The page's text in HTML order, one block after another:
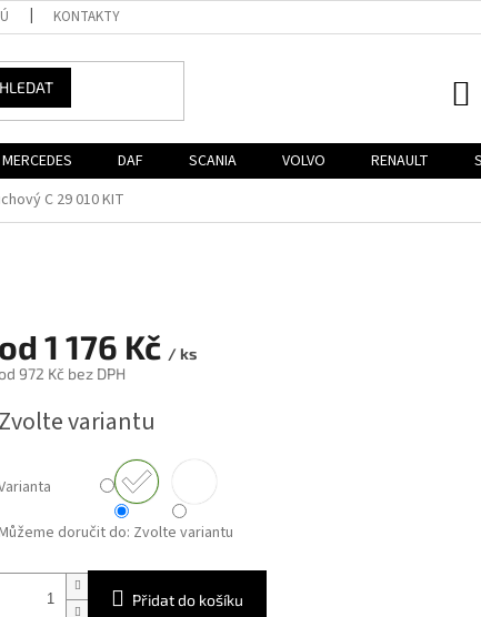
KONTAKTY
HLEDAT
MERCEDES DAF SCANIA VOLVO RENAULT
C 29 010 KIT
od 1 176 Kč / ks
972 Kč bez DPH
cena:
Zvolte variantu
doručit do: Zvolte variantu
Přidat do košíku